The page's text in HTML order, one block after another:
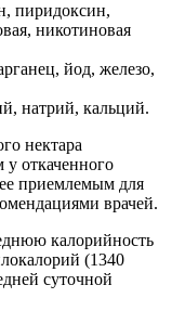
пиридоксин,
никотиновая
йод, железо,
натрий, кальций.
нектара
у откаченного
приемлемым для
врачей.
калорийность
(1340
суточной